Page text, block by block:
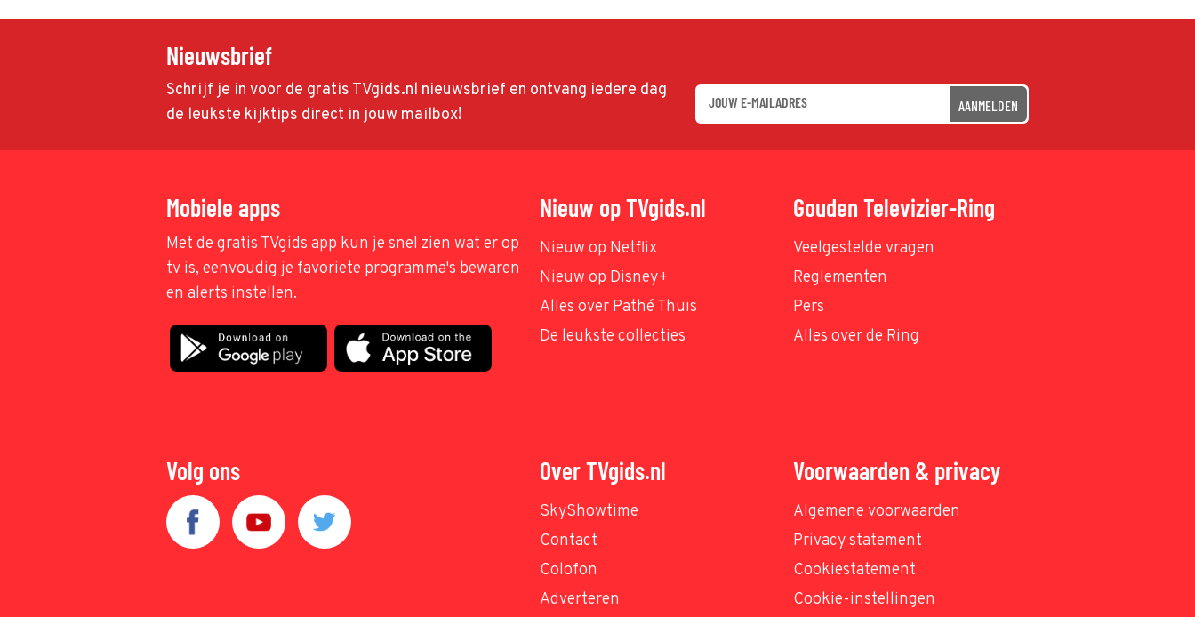
Nieuwsbrief
Schrijf je in voor de gratis TVgids.nl nieuwsbrief en ontvang iedere dag
de leukste kijktips direct in jouw mailbox!
AANMELDEN
Mobiele apps
Met de gratis TVgids app kun je snel zien wat er op
tv is, eenvoudig je favoriete programma's bewaren
en alerts instellen.
Nieuw op TVgids.nl
Nieuw op Netflix
Nieuw op Disney+
Alles over Pathé Thuis
De leukste collecties
Gouden Televizier-Ring
Veelgestelde vragen
Reglementen
Pers
Alles over de Ring
Volg ons Over TVgids.nl
SkyShowtime
Contact
Colofon
Adverteren
Voorwaarden & privacy
Algemene voorwaarden
Privacy statement
Cookiestatement
Cookie-instellingen